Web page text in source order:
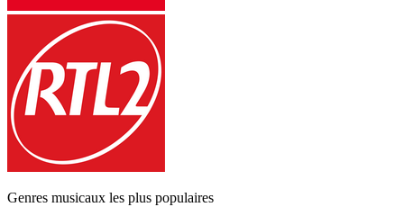
Genres musicaux les plus populaires